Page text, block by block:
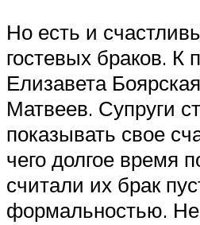
Но есть и
гостевых браков. К
Елизавета
Матвеев. Супруги
показывать свое
чего долгое время
считали их брак
формальностью.